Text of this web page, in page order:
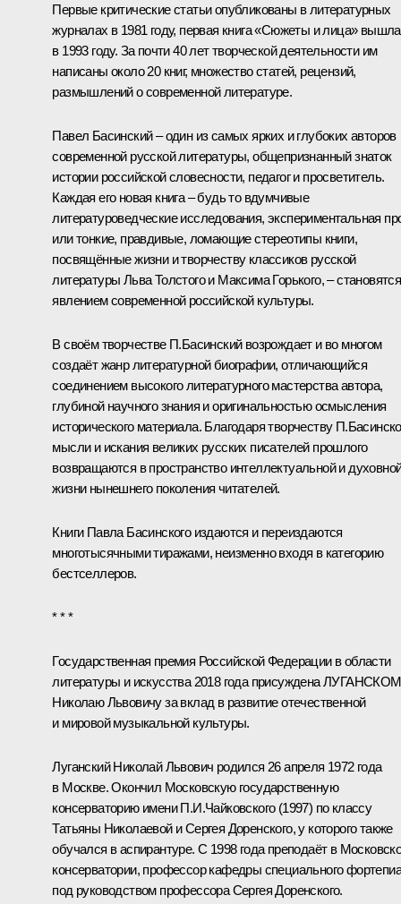
Первые критические статьи опубликованы в литературных
журналах в 1981 году, первая книга «Сюжеты и лица» вышла
в 1993 году. За почти 40 лет творческой деятельности им
написаны около 20 книг, множество статей, рецензий,
размышлений о современной литературе.
Павел Басинский – один из самых ярких и глубоких авторов
современной русской литературы, общепризнанный знаток
истории российской словесности, педагог и просветитель.
Каждая его новая книга – будь то вдумчивые
литературоведческие исследования, экспериментальная
или тонкие, правдивые, ломающие стереотипы книги,
посвящённые жизни и творчеству классиков русской
литературы Льва Толстого и Максима Горького, – становятся
явлением современной российской культуры.
В своём творчестве П.Басинский возрождает и во многом
создаёт жанр литературной биографии, отличающийся
соединением высокого литературного мастерства автора,
глубиной научного знания и оригинальностью осмысления
исторического материала. Благодаря творчеству
мысли и искания великих русских писателей прошлого
возвращаются в пространство интеллектуальной и
жизни нынешнего поколения читателей.
Книги Павла Басинского издаются и переиздаются
многотысячными тиражами, неизменно входя в категорию
бестселлеров.
* * *
Государственная премия Российской Федерации в области
литературы и искусства 2018 года присуждена
Николаю Львовичу за вклад в развитие отечественной
и мировой музыкальной культуры.
Луганский Николай Львович родился 26 апреля 1972 года
в Москве. Окончил Московскую государственную
консерваторию имени П.И.Чайковского (1997) по классу
Татьяны Николаевой и Сергея Доренского, у которого также
обучался в аспирантуре. С 1998 года преподаёт в
консерватории, профессор кафедры специального
под руководством профессора Сергея Доренского.